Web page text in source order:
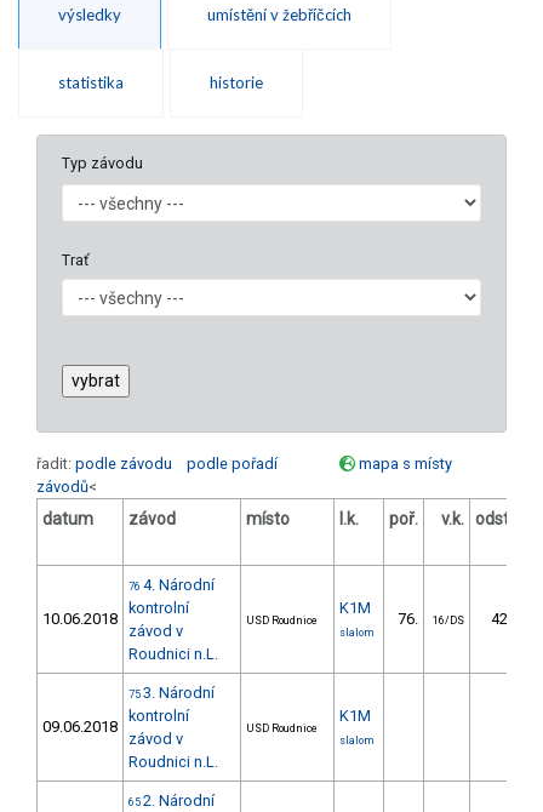
výsledky umístění v žebříčcích
statistika historie
Typ závodu
Trať
řadit: podle závodu podle pořadí
mapa s místy
závodů<
datum závod místo l.k. poř. v.k. odstup
10.06.2018
76 4. Národní
kontrolní
závod v
Roudnici n.L.
USD Roudnice
K1M
slalom
76. 16/DS 42.72
09.06.2018
75 3. Národní
kontrolní
závod v
Roudnici n.L.
USD Roudnice
K1M
slalom
65 2. Národní